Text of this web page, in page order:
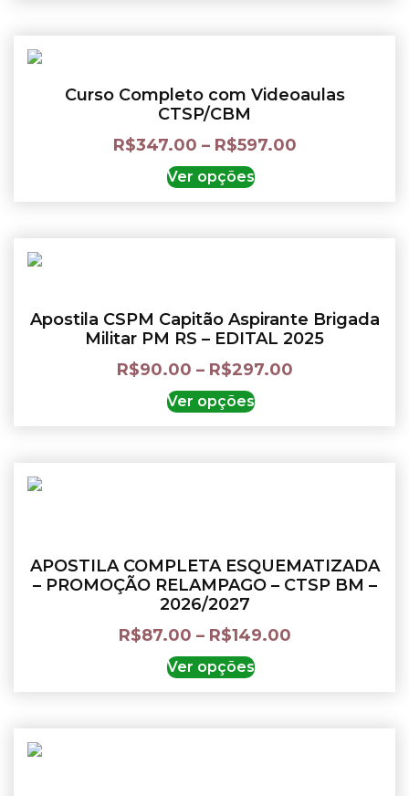
Curso Completo com Videoaulas
CTSP/CBM
R$347.00 – R$597.00
Ver opções
Apostila CSPM Capitão Aspirante Brigada
Militar PM RS – EDITAL 2025
R$90.00 – R$297.00
Ver opções
APOSTILA COMPLETA ESQUEMATIZADA
– PROMOÇÃO RELAMPAGO – CTSP BM –
2026/2027
R$87.00 – R$149.00
Ver opções